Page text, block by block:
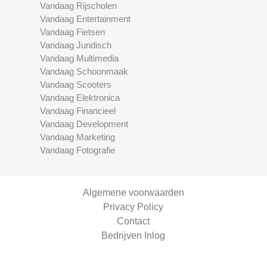
Vandaag Rijscholen
Vandaag Entertainment
Vandaag Fietsen
Vandaag Juridisch
Vandaag Multimedia
Vandaag Schoonmaak
Vandaag Scooters
Vandaag Elektronica
Vandaag Financieel
Vandaag Development
Vandaag Marketing
Vandaag Fotografie
Algemene voorwaarden
Privacy Policy
Contact
Bedrijven Inlog